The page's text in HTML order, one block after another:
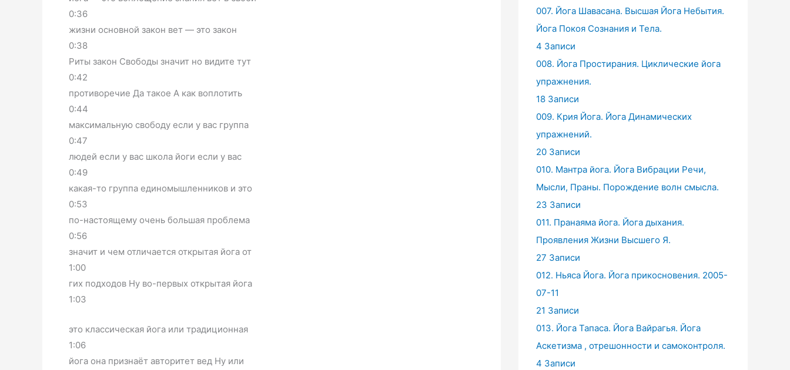
0:36
жизни основной закон вет — это закон
0:38
Риты закон Свободы значит но видите тут
0:42
противоречие Да такое А как воплотить
0:44
максимальную свободу если у вас группа
0:47
людей если у вас школа йоги если у вас
0:49
какая-то группа единомышленников и это
0:53
по-настоящему очень большая проблема
0:56
значит и чем отличается открытая йога от
1:00
гих подходов Ну во-первых открытая йога
1:03
это классическая йога или традиционная
1:06
йога она признаёт авторитет вед Ну или
007. Йога Шавасана. Высшая Йога Небытия.
Йога Покоя Сознания и Тела.
4 Записи
008. Йога Простирания. Циклические йога
упражнения.
18 Записи
009. Крия Йога. Йога Динамических
упражнений.
20 Записи
010. Мантра йога. Йога Вибрации Речи,
Мысли, Праны. Порождение волн смысла.
23 Записи
011. Пранаяма йога. Йога дыхания.
Проявления Жизни Высшего Я.
27 Записи
012. Ньяса Йога. Йога прикосновения. 2005-
07-11
21 Записи
013. Йога Тапаса. Йога Вайрагья. Йога
Аскетизма , отрешонности и самоконтроля.
4 Записи